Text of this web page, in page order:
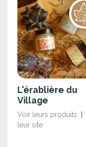
L'érablière du
Village
Voir leurs produits
leur site